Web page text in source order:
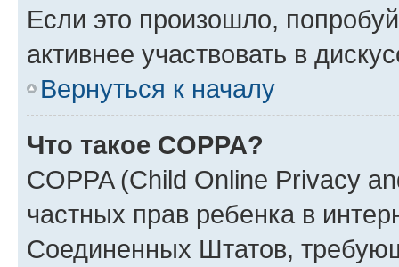
Если это произошло,
активнее участвовать в
Вернуться к началу
Что такое COPPA?
COPPA (Child Online Privacy
частных прав ребенка в
Соединенных Штатов,